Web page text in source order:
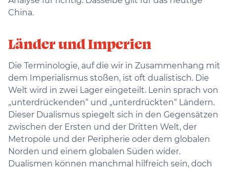
China.
Länder und Imperien
Die Terminologie, auf die wir in Zusammenhang mit
dem Imperialismus stoßen, ist oft dualistisch. Die
Welt wird in zwei Lager eingeteilt. Lenin sprach von
„unterdrückenden“ und „unterdrückten“ Ländern.
Dieser Dualismus spiegelt sich in den Gegensätzen
zwischen der Ersten und der Dritten Welt, der
Metropole und der Peripherie oder dem globalen
Norden und einem globalen Süden wider.
Dualismen können manchmal hilfreich sein, doch